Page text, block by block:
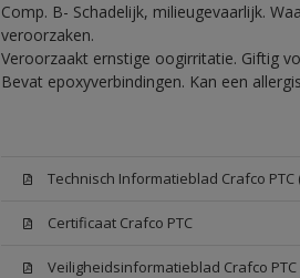
Comp. B- Schadelijk, milieugevaarlijk.
veroorzaken.
Veroorzaakt ernstige oogirritatie. Giftig
Bevat epoxyverbindingen. Kan een
Technisch Informatieblad Crafco PTC
Certificaat Crafco PTC
Veiligheidsinformatieblad Crafco PTC